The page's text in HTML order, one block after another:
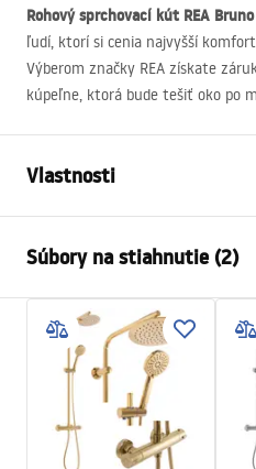
Rohový sprchovací kút REA Bruno
ľudí, ktorí si cenia najvyšší
Výberom značky REA získate
kúpeľne, ktorá bude tešiť oko po
Vlastnosti
Farba
Typ kabíny
Farba skla
Spôsob otvárania
zhromaždenie
Súbory na stiahnutie (2)
Warunki bezpieczeństwa
WARUNKI BEZPIECZENSTWA
PARAWANY.pdf
Záručné podmienky